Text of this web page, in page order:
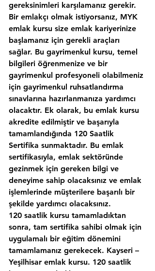
gereksinimleri karşılamanız gerekir.
Bir emlakçı olmak istiyorsanız, MYK
emlak kursu size emlak kariyerinize
başlamanız için gerekli araçları
sağlar. Bu gayrimenkul kursu, temel
bilgileri öğrenmenize ve bir
gayrimenkul profesyoneli olabilmeniz
için gayrimenkul ruhsatlandırma
sınavlarına hazırlanmanıza yardımcı
olacaktır. Ek olarak, bu emlak kursu
akredite edilmiştir ve başarıyla
tamamlandığında 120 Saatlik
Sertifika sunmaktadır. Bu emlak
sertifikasıyla, emlak sektöründe
gezinmek için gereken bilgi ve
deneyime sahip olacaksınız ve emlak
işlemlerinde müşterilere başarılı bir
şekilde yardımcı olacaksınız.
120 saatlik kursu tamamladıktan
sonra, tam sertifika sahibi olmak için
uygulamalı bir eğitim dönemini
tamamlamanız gerekecek. Kayseri –
Yeşilhisar emlak kursu. 120 saatlik